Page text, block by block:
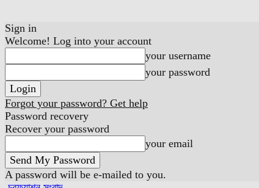
Sign in
Welcome! Log into your account
your username
your password
Forgot your password? Get help
Password recovery
Recover your password
your email
A password will be e-mailed to you.